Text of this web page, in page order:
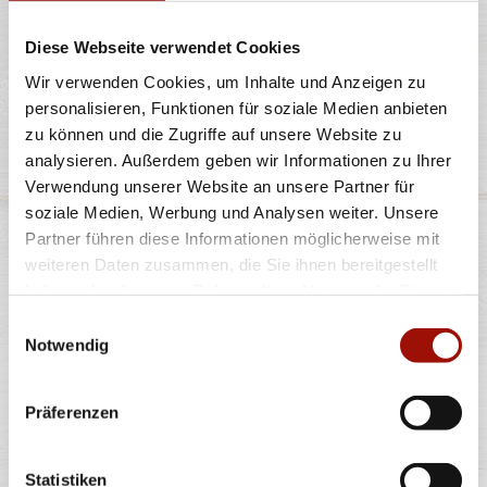
Diese Webseite verwendet Cookies
Wir verwenden Cookies, um Inhalte und Anzeigen zu
personalisieren, Funktionen für soziale Medien anbieten
zu können und die Zugriffe auf unsere Website zu
analysieren. Außerdem geben wir Informationen zu Ihrer
Verwendung unserer Website an unsere Partner für
soziale Medien, Werbung und Analysen weiter. Unsere
Partner führen diese Informationen möglicherweise mit
weiteren Daten zusammen, die Sie ihnen bereitgestellt
Notwendig
Präferenzen
Statistiken
einfach
9,90 €
Alle Preise in €. Alle Preise inkl. gesetzl. MwSt. Alle Angaben zu
Grammaturen oder Durchmessern, bspw. der Pizzen sind circa-
Angaben und können durch die Zubereitung geringfügig variieren.
Verwendete Abbildungen können von den tatsächlich gelieferten
finden Sie unter www.pizzamax.de/produktinformationen
** Informationen zu möglichen Spuren von Allergenen seitens unsere
Zusatzstoffe:
geschwärzt 7 - gewachst 8 - mit Phosphat/en (bei Fleischerzeugnissen)
9 - mit Süßungsmittel 10 - mit Süßungsmitteln 11 - mit (einer)